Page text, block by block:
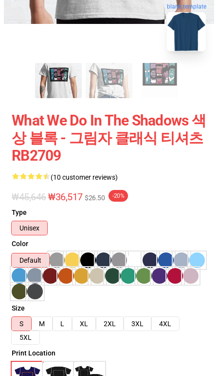
blank template
What We Do In The Shadows 색
상 블록 - 그림자 클래식 티셔츠
RB2709
(10 customer reviews)
₩45,646₩36,517 $26.50 -20%
Type
Unisex
Color
Default
Size
S
M L XL 2XL 3XL
4XL
5XL
Print Location